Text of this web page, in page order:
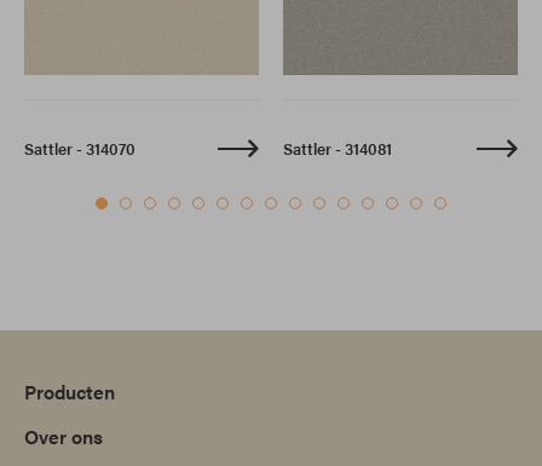
Sattler - 314070 Sattler - 314081
Producten
Over ons